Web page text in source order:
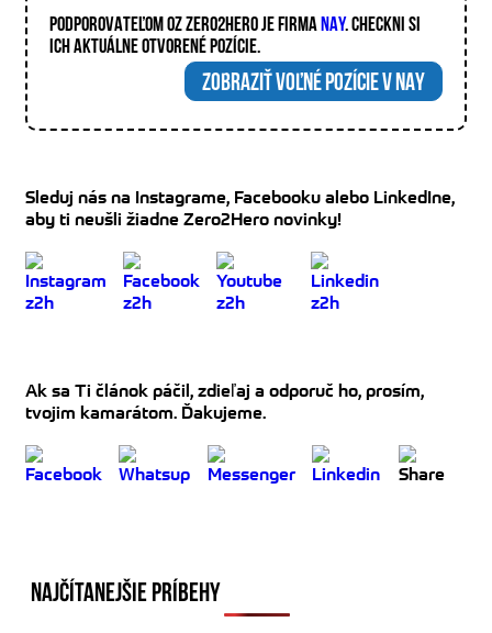
PODPOROVATEĽOM OZ ZERO2HERO JE FIRMANAY. CHECKNI SI
ICH AKTUÁLNE OTVORENÉ POZÍCIE.
ZOBRAZIŤ VOĽNÉ POZÍCIE V NAY
Sleduj nás na Instagrame, Facebooku alebo LinkedIne,
aby ti neušli žiadne Zero2Hero novinky!
Ak sa Ti článok páčil, zdieľaj a odporuč ho, prosím,
tvojim kamarátom. Ďakujeme.
NAJČÍTANEJŠIE PRÍBEHY